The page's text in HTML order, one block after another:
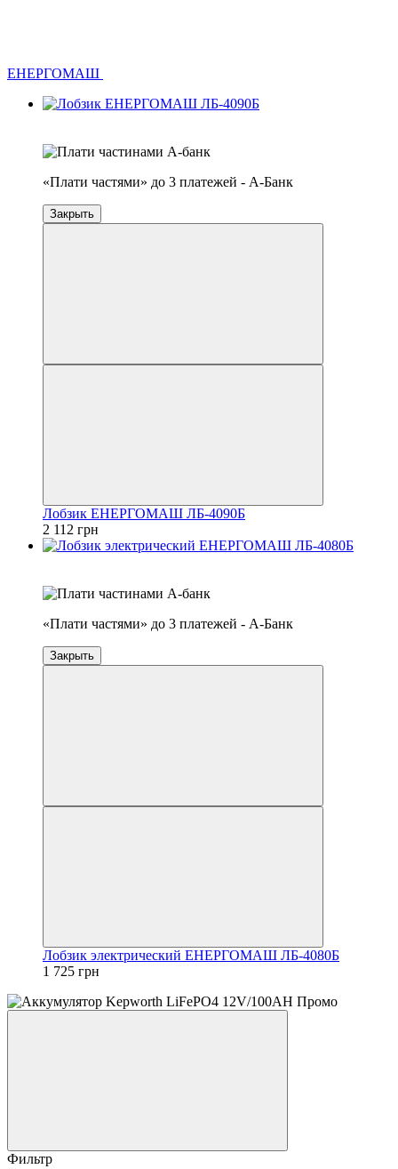
ЕНЕРГОМАШ
«Плати частями» до 3 платежей - А-Банк
Закрыть
Лобзик ЕНЕРГОМАШ ЛБ-4090Б
2 112 грн
«Плати частями» до 3 платежей - А-Банк
Закрыть
Лобзик электрический ЕНЕРГОМАШ ЛБ-4080Б
1 725 грн
Фильтр